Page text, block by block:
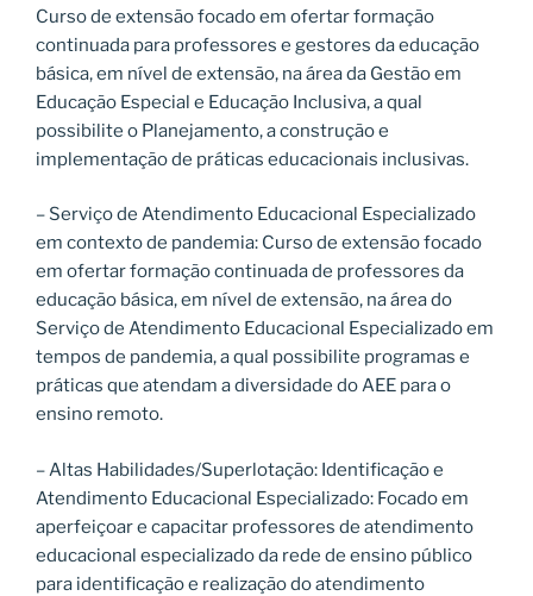
Curso de extensão focado em ofertar formação
continuada para professores e gestores da educação
básica, em nível de extensão, na área da Gestão em
Educação Especial e Educação Inclusiva, a qual
possibilite o Planejamento, a construção e
implementação de práticas educacionais inclusivas.
– Serviço de Atendimento Educacional Especializado
em contexto de pandemia: Curso de extensão focado
em ofertar formação continuada de professores da
educação básica, em nível de extensão, na área do
Serviço de Atendimento Educacional Especializado em
tempos de pandemia, a qual possibilite programas e
práticas que atendam a diversidade do AEE para o
ensino remoto.
– Altas Habilidades/Superlotação: Identificação e
Atendimento Educacional Especializado: Focado em
aperfeiçoar e capacitar professores de atendimento
educacional especializado da rede de ensino público
para identificação e realização do atendimento